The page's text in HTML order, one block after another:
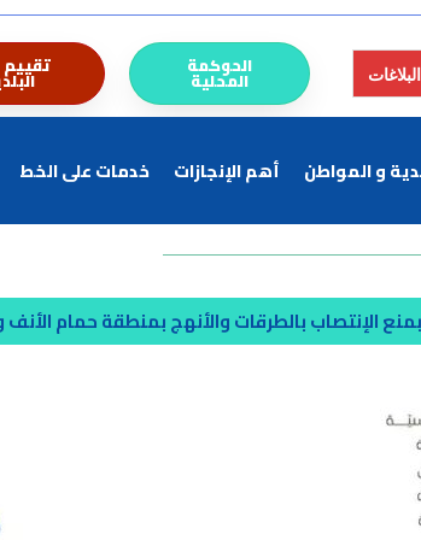
البلاغات الحوكمة
المحلية
تقييم
و المواطن أهم الإنجازات خدمات على الخط
الإنتصاب بالطرقات والأنهج بمنطقة حمام